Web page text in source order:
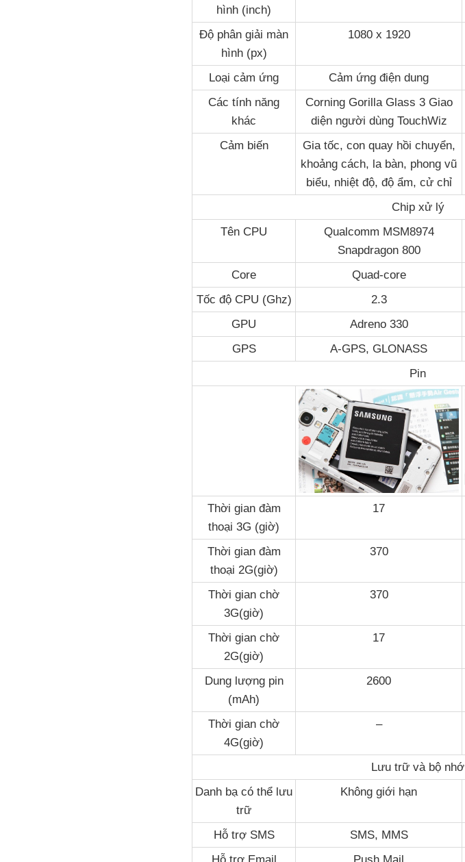
hình (inch)
Độ phân giải màn
hình (px)
1080 x 1920
Loại cảm ứng Cảm ứng điện dung
Các tính năng
khác
Corning Gorilla Glass 3 Giao
diện người dùng TouchWiz
Cảm biến
Gia tốc, con quay hồi chuyển,
khoảng cách, la bàn, phong vũ
biểu, nhiệt độ, độ ẩm, cử chỉ
Chip xử lý
Tên CPU
Qualcomm MSM8974
Snapdragon 800
Core Quad-core
Tốc độ CPU (Ghz)
2.3
GPU
Adreno 330
GPS
A-GPS, GLONASS
Pin
Thời gian đàm
thoại 3G (giờ)
17
Thời gian đàm
thoại 2G(giờ)
370
Thời gian chờ
3G(giờ)
370
Thời gian chờ
2G(giờ)
17
Dung lượng pin
(mAh)
2600
Thời gian chờ
4G(giờ)
–
Lưu trữ và bộ nhớ
Danh bạ có thể lưu
trữ
Không giới hạn
Hỗ trợ SMS SMS, MMS